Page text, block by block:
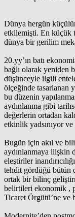
Dünya hergün
etkilemişti. En küçük
dünya bir gerilim
20.yy’ın batı
bağlı olarak yeniden
düşünceyle ilgili
ölçeğinde tasarlanan
bu düzenin
aydınlanma gibi
değerlerin ortadan
etkinlik yadsınıyor
Bugün için akıl ve
aydınlanmaya ilişkin
eleştiriler
tehdit gördüğü bütün
ortak bir bilinç
belirtileri ekonomik ,
Ticaret Örgütü’ne ve